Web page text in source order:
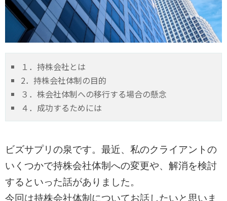
１．持株会社とは
2．持株会社体制の目的
３．株会社体制への移行する場合の懸念
４．成功するためには
ビズサプリの泉です。最近、私のクライアントの
いくつかで持株会社体制への変更や、解消を検討
するといった話がありました。
今回は持株会社体制についてお話したいと思いま